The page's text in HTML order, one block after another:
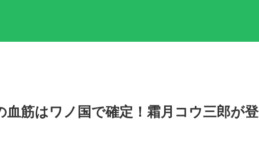
血筋はワノ国で確定！霜月コウ三郎が登